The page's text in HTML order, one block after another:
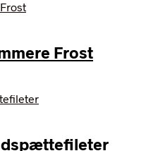
Frost
kr..